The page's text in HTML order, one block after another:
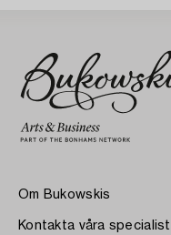
Om Bukowskis
Kontakta våra